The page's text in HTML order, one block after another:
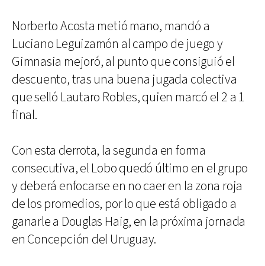
Norberto Acosta metió mano, mandó a
Luciano Leguizamón al campo de juego y
Gimnasia mejoró, al punto que consiguió el
descuento, tras una buena jugada colectiva
que selló Lautaro Robles, quien marcó el 2 a 1
final.
Con esta derrota, la segunda en forma
consecutiva, el Lobo quedó último en el grupo
y deberá enfocarse en no caer en la zona roja
de los promedios, por lo que está obligado a
ganarle a Douglas Haig, en la próxima jornada
en Concepción del Uruguay.